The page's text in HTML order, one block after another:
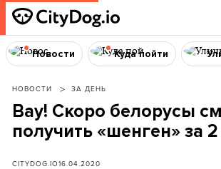
Новости Куда пойти
НОВОСТИ ЗА ДЕНЬ
Вау! Скоро белорусы
получить «шенген» за
CITYDOG.IO16.04.2020